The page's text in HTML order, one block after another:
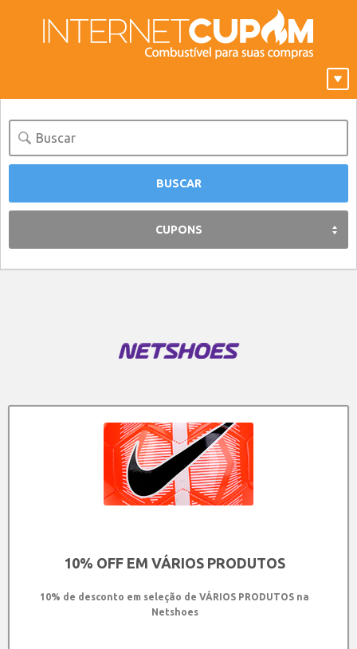
CUPONS
10% OFF EM VÁRIOS PRODUTOS
10% de desconto em seleção de VÁRIOS PRODUTOS na
Netshoes